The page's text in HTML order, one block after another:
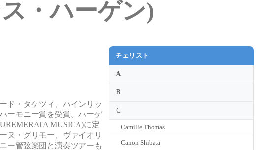
・ハーゲン)
ド・タケツィ、ハインリッ
ーモニー賞を受賞。ハーゲ
MUSICA)に定
ヌ・グリモー、ヴァイオリ
ー管弦楽団と演奏ツアーも
チェリスト
A
B
C
Camille Thomas
Canon Shibata